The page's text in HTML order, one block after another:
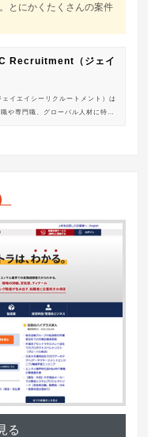
とにかくたくさんの案件
Recruitment（ジェイ
イエイシーリクルートメント）は
や専門職、グローバル人材に特化
る